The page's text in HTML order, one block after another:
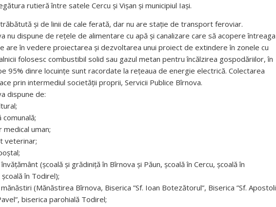
rutieră între satele Cercu și Vișan și municipiul Iași.
și de linii de cale ferată, dar nu are stație de transport feroviar.
nu dispune de rețele de alimentare cu apă și canalizare care să acopere întreaga
are în vedere proiectarea și dezvoltarea unui proiect de extindere în zonele cu
folosesc combustibil solid sau gazul metan pentru încălzirea gospodăriilor, în
95% dinre locuințe sunt racordate la rețeaua de energie electrică. Colectarea
prin intermediul societății proprii, Servicii Publice Bîrnova.
dispune de:
comunală;
medical uman;
veterinar;
(școală și grădiniță în Bîrnova și Păun, școală în Cercu, școală în
în Todirel);
(Mănăstirea Bîrnova, Biserica ”Sf. Ioan Botezătorul”, Biserica ”Sf. Apostoli
biserica parohială Todirel;